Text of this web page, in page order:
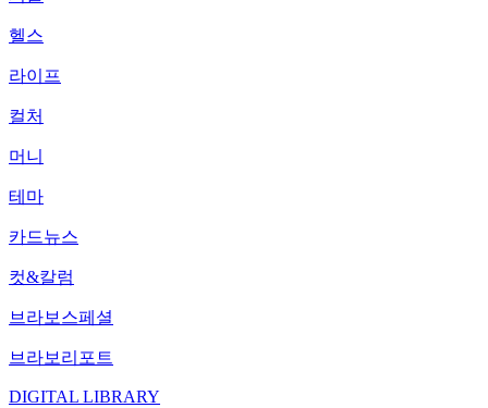
헬스
라이프
컬처
머니
테마
카드뉴스
컷&칼럼
브라보스페셜
브라보리포트
DIGITAL LIBRARY